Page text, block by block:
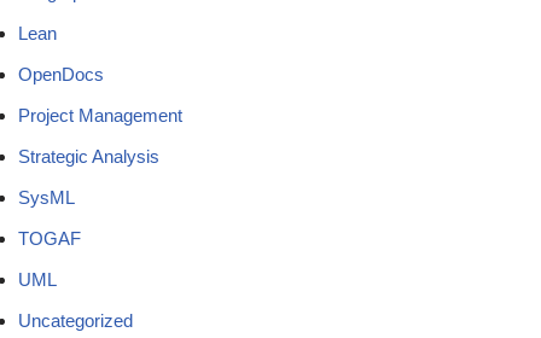
Lean
OpenDocs
Project Management
Strategic Analysis
SysML
TOGAF
UML
Uncategorized